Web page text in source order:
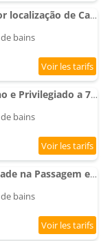
Appartement 313 na melhor localização de Cabo Frio
bains
Appartement 223 - Moderno e Privilegiado a 700m da Praia
bains
Appartement 426 comodidade na Passagem em Cabo Frio
bains